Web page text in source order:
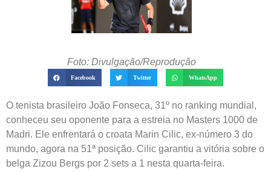
Foto: Divulgação/Reprodução
Facebook Twitter WhatsApp
O tenista brasileiro João Fonseca, 31º no ranking mundial,
conheceu seu oponente para a estreia no Masters 1000 de
Madri. Ele enfrentará o croata Marin Cilic, ex-número 3 do
mundo, agora na 51ª posição. Cilic garantiu a vitória sobre o
belga Zizou Bergs por 2 sets a 1 nesta quarta-feira.